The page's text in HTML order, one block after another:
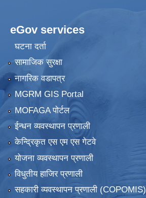
eGov services
घटना दर्ता
सामाजिक सुरक्षा
नागरिक वडापत्र
MGRM GIS Portal
MOFAGA पोर्टल
ईन्धन व्यवस्थापन प्रणाली
केन्द्रिकृत एस एम एस गेटवे
योजना व्यवस्थापन प्रणाली
विधुतीय हाजिर प्रणाली
सहकारी व्यवस्थापन प्रणाली (COPOMIS)